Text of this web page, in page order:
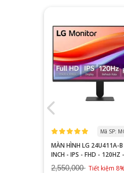
Mã SP:
MÀN HÌNH LG 24U411A-
INCH - IPS - FHD - 120HZ
2,550,000 Tiết kiệm 8%